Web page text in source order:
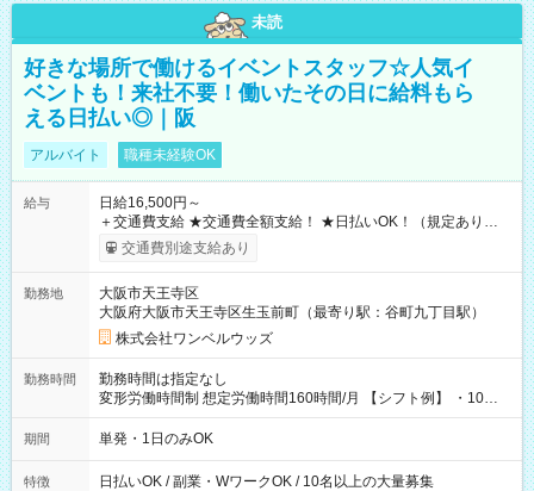
未読
好きな場所で働けるイベントスタッフ☆人気イ
ベントも！来社不要！働いたその日に給料もら
える日払い◎｜阪
アルバイト 職種未経験OK
給与
日給16,500円～
＋交通費支給 ★交通費全額支給！ ★日払いOK！（規定あり） ┗
働いたその日に現金GET♪ お仕事後はコンビニATMから 日払
交通費別途支給あり
勤務地
大阪市天王寺区
大阪府大阪市天王寺区生玉前町（最寄り駅：谷町九丁目駅）
株式会社ワンベルウッズ
勤務時間
勤務時間は指定なし
変形労働時間制 想定労働時間160時間/月 【シフト例】 ・10：
00～20：00
期間 単発・1日のみOK
特徴 日払いOK / 副業・WワークOK / 10名以上の大量募集